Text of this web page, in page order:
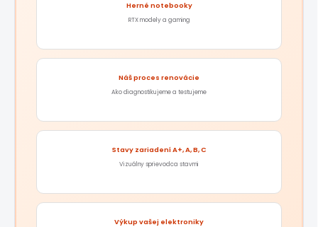
Herné notebooky
RTX modely a gaming
Náš proces renovácie
Ako diagnostikujeme a testujeme
Stavy zariadení A+, A, B, C
Vizuálny sprievodca stavmi
Výkup vašej elektroniky